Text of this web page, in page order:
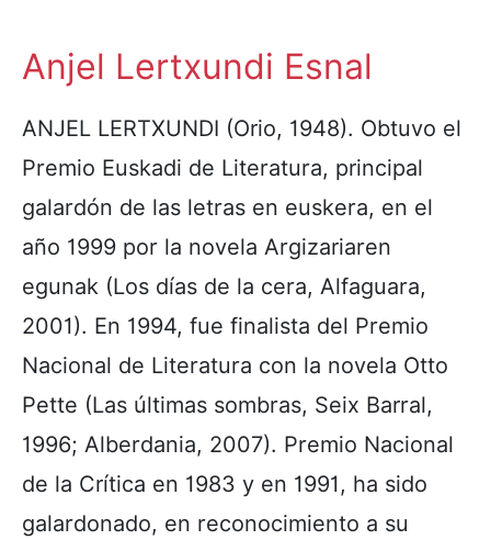
Anjel Lertxundi Esnal
ANJEL LERTXUNDI (Orio, 1948). Obtuvo el
Premio Euskadi de Literatura, principal
galardón de las letras en euskera, en el
año 1999 por la novela Argizariaren
egunak (Los días de la cera, Alfaguara,
2001). En 1994, fue finalista del Premio
Nacional de Literatura con la novela Otto
Pette (Las últimas sombras, Seix Barral,
1996; Alberdania, 2007). Premio Nacional
de la Crítica en 1983 y en 1991, ha sido
galardonado, en reconocimiento a su